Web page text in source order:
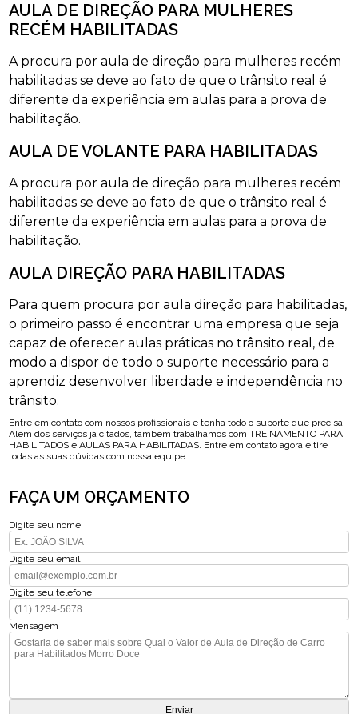
AULA DE DIREÇÃO PARA MULHERES
RECÉM HABILITADAS
A procura por aula de direção para mulheres recém
habilitadas se deve ao fato de que o trânsito real é
diferente da experiência em aulas para a prova de
habilitação.
AULA DE VOLANTE PARA HABILITADAS
A procura por aula de direção para mulheres recém
habilitadas se deve ao fato de que o trânsito real é
diferente da experiência em aulas para a prova de
habilitação.
AULA DIREÇÃO PARA HABILITADAS
Para quem procura por aula direção para habilitadas,
o primeiro passo é encontrar uma empresa que seja
capaz de oferecer aulas práticas no trânsito real, de
modo a dispor de todo o suporte necessário para a
aprendiz desenvolver liberdade e independência no
trânsito.
Entre em contato com nossos profissionais e tenha todo o suporte que precisa.
Além dos serviços já citados, também trabalhamos com TREINAMENTO PARA
HABILITADOS e AULAS PARA HABILITADAS. Entre em contato agora e tire
todas as suas dúvidas com nossa equipe.
FAÇA UM ORÇAMENTO
Digite seu nome
Digite seu email
Digite seu telefone
Mensagem